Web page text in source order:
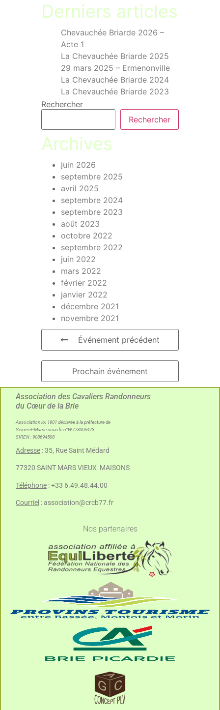
Derniers articles
Chevauchée Briarde 2026 –
Acte 1
La Chevauchée Briarde 2025
29 mars 2025 – Ermenonville
La Chevauchée Briarde 2024
La Chevauchée Briarde 2023
Rechercher
Rechercher
Archives
juin 2026
septembre 2025
avril 2025
septembre 2024
septembre 2023
août 2023
octobre 2022
septembre 2022
juin 2022
mars 2022
février 2022
janvier 2022
décembre 2021
novembre 2021
Événement précédent
Prochain événement
Association des Cavaliers Randonneurs
du Cœur de la Brie
Association loi 1901 déclarée à la préfecture de
Seine-et-Marne sous le n°W773006473
SIREN : 908694508
Adresse : 35, Rue Saint Médard
77320 SAINT MARS VIEUX MAISONS
Téléphone : +33 6.49.48.44.00
Courriel :association@crcb77.fr
Nos partenaires